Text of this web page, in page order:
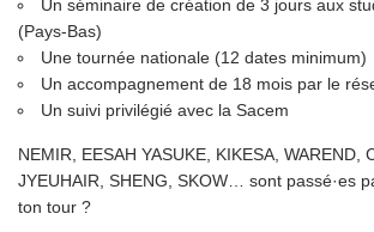
Un séminaire de création de 3 jours aux
(Pays-Bas)
Une tournée nationale (12 dates minimum)
Un accompagnement de 18 mois par le
Un suivi privilégié avec la Sacem
NEMIR, EESAH YASUKE, KIKESA, WAREND,
JYEUHAIR, SHENG, SKOW… sont passé·es
ton tour ?